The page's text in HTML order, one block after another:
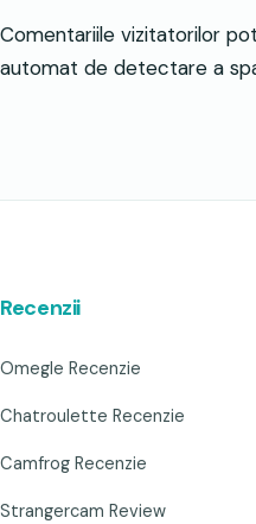
Comentariile vizitatorilor
automat de detectare a
Recenzii
Omegle Recenzie
Chatroulette Recenzie
Camfrog Recenzie
Strangercam Review